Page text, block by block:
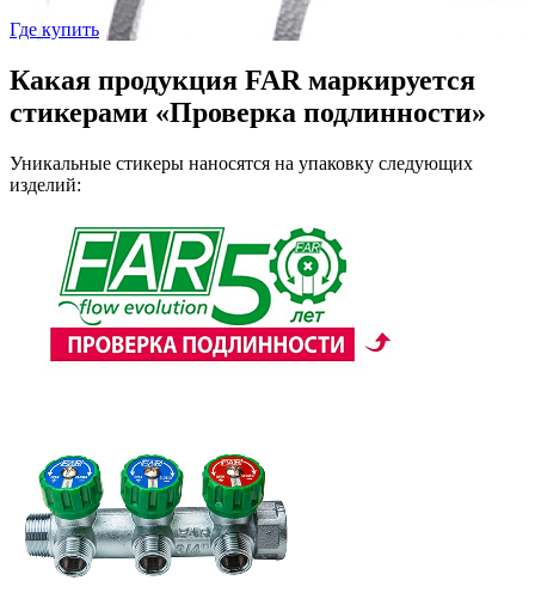
Где купить
Какая продукция FAR маркируется
стикерами «Проверка подлинности»
Уникальные стикеры наносятся на упаковку следующих
изделий: